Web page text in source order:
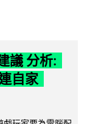
議 分析:
自家